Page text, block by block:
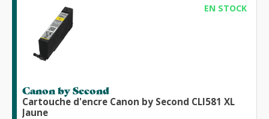
EN STOCK
Canon by Second
Cartouche d'encre Canon by Second CLI581 XL
Jaune